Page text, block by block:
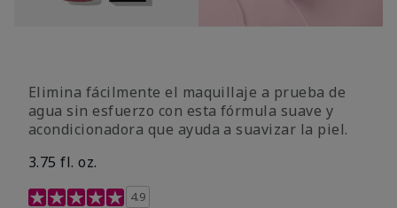
Elimina fácilmente el maquillaje a prueba de
agua sin esfuerzo con esta fórmula suave y
acondicionadora que ayuda a suavizar la piel.
3.75 fl. oz.
Calificación de clientes de 4,8 de 5
4.9